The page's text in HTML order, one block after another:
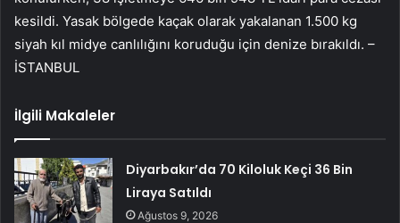
kesildi. Yasak bölgede kaçak olarak yakalanan 1.500 kg
siyah kıl midye canlılığını koruduğu için denize bırakıldı. –
İSTANBUL
İlgili Makaleler
Diyarbakır’da 70 Kiloluk Keçi 36 Bin
Liraya Satıldı
Ağustos 9, 2026